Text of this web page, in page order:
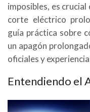
imposibles, es
corte eléctrico
guía práctica sobre
un apagón
oficiales y
Entendiendo el